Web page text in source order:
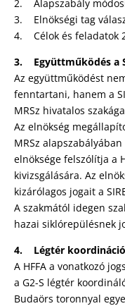
2. Alapszabály
3. Elnökségi tag
4. Célok és feladatok
3. Együttműködés a
Az együttműködést
fenntartani, hanem a
MRSz hivatalos
Az elnökség
MRSz
elnöksége felszólítja a
kivizsgálására. Az
kizárólagos jogait a
A szakmától idegen
hazai siklórepülésnek
4. Légtér koordináció
A HFFA a vonatkozó
a G2-S légtér
Budaörs toronnyal